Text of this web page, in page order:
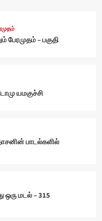
பேரமுதம் – பகுதி
யமகுச்சி
பாடல்களில்
ஒரு மடல் – 315